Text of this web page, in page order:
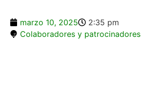
marzo 10, 2025
2:35 pm
Colaboradores y patrocinadores